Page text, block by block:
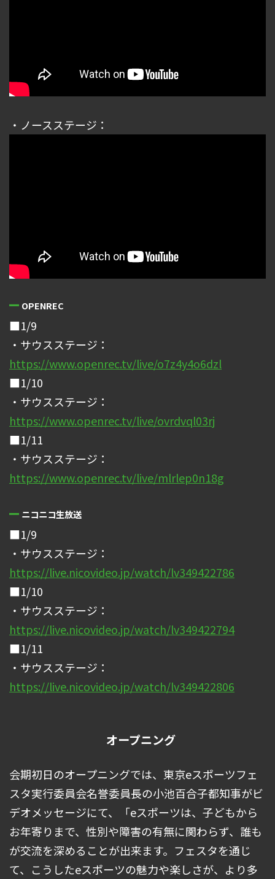
・ノースステージ：
OPENREC
■1/9
・サウスステージ：
https://www.openrec.tv/live/o7z4y4o6dzl
■1/10
・サウスステージ：
https://www.openrec.tv/live/ovrdvql03rj
■1/11
・サウスステージ：
https://www.openrec.tv/live/mlrlep0n18g
ニコニコ生放送
■1/9
・サウスステージ：
https://live.nicovideo.jp/watch/lv349422786
■1/10
・サウスステージ：
https://live.nicovideo.jp/watch/lv349422794
■1/11
・サウスステージ：
https://live.nicovideo.jp/watch/lv349422806
オープニング
会期初日のオープニングでは、東京eスポーツフェ
スタ実行委員会名誉委員長の小池百合子都知事がビ
デオメッセージにて、「eスポーツは、子どもから
お年寄りまで、性別や障害の有無に関わらず、誰も
が交流を深めることが出来ます。フェスタを通じ
て、こうしたeスポーツの魅力や楽しさが、より多